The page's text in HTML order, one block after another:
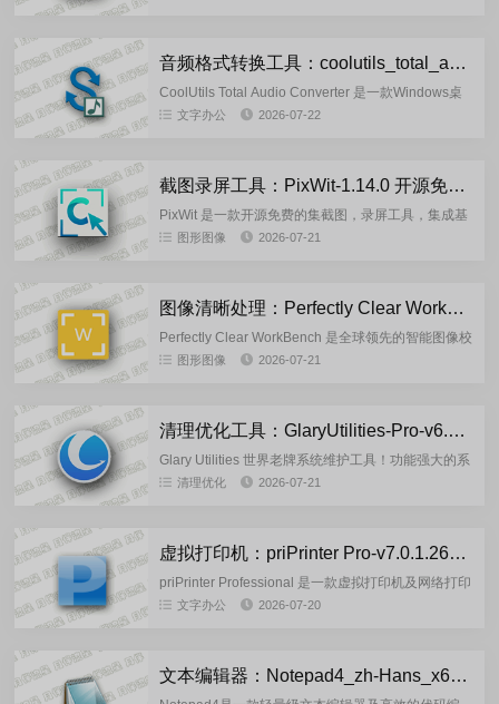
音频格式转换工具：coolutils_total_audio_converter_6.1.0.304 绿色便携版
CoolUtils Total Audio Converter 是一款Windows桌
面端专业音频转换工具，功能覆盖全面，适合各类音
文字办公 2026-07-22
截图录屏工具：PixWit-1.14.0 开源免费版
PixWit 是一款开源免费的集截图，录屏工具，集成基
础视频剪辑能力：单屏快速截图、历史记录、丰富标
图形图像 2026-07-21
图像清晰处理：Perfectly Clear Workbench-6.0.0.3307 绿色便携版
Perfectly Clear WorkBench 是全球领先的智能图像校
正技术商推出的图像清晰处理软件,这款智能图像处理
图形图像 2026-07-21
清理优化工具：GlaryUtilities-Pro-v6.45.0.49 中文绿色便携版
Glary Utilities 世界老牌系统维护工具！功能强大的系
统优化软件，系统清理与优化工具，提供了涵盖系统
清理优化 2026-07-21
虚拟打印机：priPrinter Pro-v7.0.1.2628 多语言注册专业版
priPrinter Professional 是一款虚拟打印机及网络打印
机程序，priPrinter可以将作业打印到真正的打印机上
文字办公 2026-07-20
文本编辑器：Notepad4_zh-Hans_x64_v26.07r6234 中文版